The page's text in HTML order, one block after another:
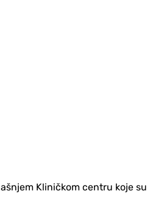
Kliničkom centru koje su